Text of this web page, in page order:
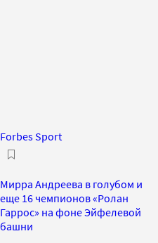
Forbes Sport
Мирра Андреева в голубом и
еще 16 чемпионов «Ролан
Гаррос» на фоне Эйфелевой
башни